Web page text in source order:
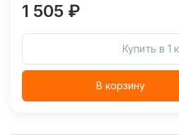
1 505 ₽
Купить в 1
В корзину